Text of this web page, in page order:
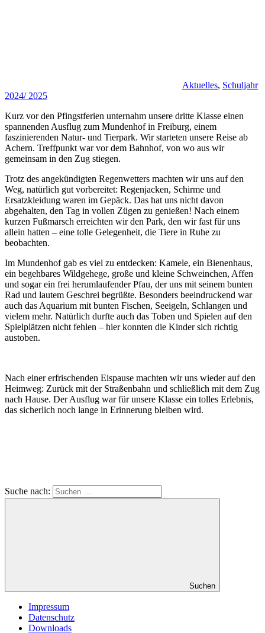
Aktuelles, Schuljahr
2024/ 2025
Kurz vor den Pfingstferien unternahm unsere dritte Klasse einen
spannenden Ausflug zum Mundenhof in Freiburg, einem
faszinierenden Natur- und Tierpark. Wir starteten unsere Reise ab
Achern. Treffpunkt war vor dem Bahnhof, von wo aus wir
gemeinsam in den Zug stiegen.
Trotz des angekündigten Regenwetters machten wir uns auf den
Weg, natürlich gut vorbereitet: Regenjacken, Schirme und
Ersatzkleidung waren im Gepäck. Das hat uns nicht davon
abgehalten, den Tag in vollen Zügen zu genießen! Nach einem
kurzen Fußmarsch erreichten wir den Park, den wir fast für uns
allein hatten – eine tolle Gelegenheit, die Tiere in Ruhe zu
beobachten.
Im Mundenhof gab es viel zu entdecken: Kamele, ein Bienenhaus,
ein begehbares Wildgehege, große und kleine Schweinchen, Affen
und sogar ein frei herumlaufender Pfau, der uns mit seinem bunten
Rad und lautem Geschrei begrüßte. Besonders beeindruckend war
auch das Aquarium mit bunten Fischen, Seeigeln, Schlangen und
vielem mehr. Natürlich durfte auch das Toben und Spielen auf den
Spielplätzen nicht fehlen – hier konnten die Kinder sich richtig
austoben.
Nach einer erfrischenden Eispause machten wir uns wieder auf den
Heimweg: Zurück mit der Straßenbahn und schließlich mit dem Zug
nach Hause. Der Ausflug war für unsere Klasse ein tolles Erlebnis,
das sicherlich noch lange in Erinnerung bleiben wird.
Suche nach:
Suchen
Impressum
Datenschutz
Downloads